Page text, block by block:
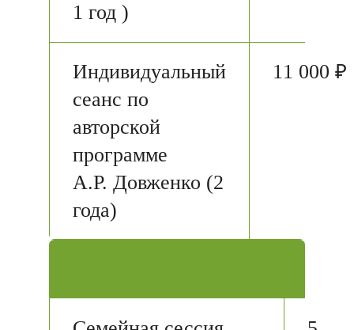
1 год )
Индивидуальный
сеанс по
авторской
программе
А.Р. Довженко (2
года)
11 000 ₽